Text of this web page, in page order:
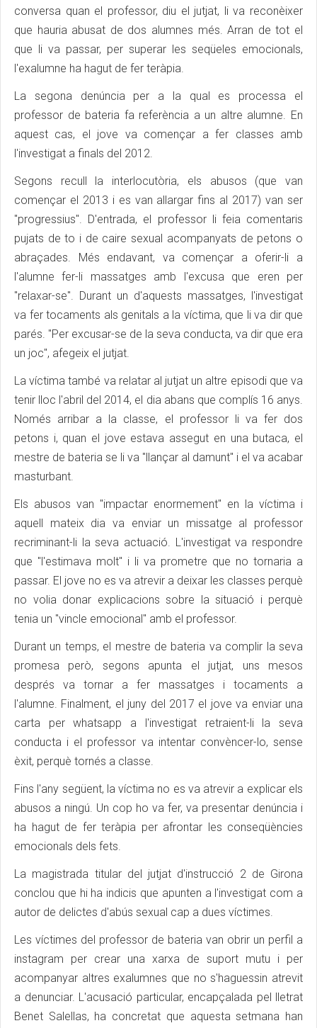
conversa quan el professor, diu el jutjat, li va reconèixer
que hauria abusat de dos alumnes més. Arran de tot el
que li va passar, per superar les seqüeles emocionals,
l'exalumne ha hagut de fer teràpia.
La segona denúncia per a la qual es processa el
professor de bateria fa referència a un altre alumne. En
aquest cas, el jove va començar a fer classes amb
l'investigat a finals del 2012.
Segons recull la interlocutòria, els abusos (que van
començar el 2013 i es van allargar fins al 2017) van ser
"progressius". D'entrada, el professor li feia comentaris
pujats de to i de caire sexual acompanyats de petons o
abraçades. Més endavant, va començar a oferir-li a
l'alumne fer-li massatges amb l'excusa que eren per
"relaxar-se". Durant un d'aquests massatges, l'investigat
va fer tocaments als genitals a la víctima, que li va dir que
parés. "Per excusar-se de la seva conducta, va dir que era
un joc", afegeix el jutjat.
La víctima també va relatar al jutjat un altre episodi que va
tenir lloc l'abril del 2014, el dia abans que complís 16 anys.
Només arribar a la classe, el professor li va fer dos
petons i, quan el jove estava assegut en una butaca, el
mestre de bateria se li va "llançar al damunt" i el va acabar
masturbant.
Els abusos van "impactar enormement" en la víctima i
aquell mateix dia va enviar un missatge al professor
recriminant-li la seva actuació. L'investigat va respondre
que "l'estimava molt" i li va prometre que no tornaria a
passar. El jove no es va atrevir a deixar les classes perquè
no volia donar explicacions sobre la situació i perquè
tenia un "vincle emocional" amb el professor.
Durant un temps, el mestre de bateria va complir la seva
promesa però, segons apunta el jutjat, uns mesos
després va tornar a fer massatges i tocaments a
l'alumne. Finalment, el juny del 2017 el jove va enviar una
carta per whatsapp a l'investigat retraient-li la seva
conducta i el professor va intentar convèncer-lo, sense
èxit, perquè tornés a classe.
Fins l'any següent, la víctima no es va atrevir a explicar els
abusos a ningú. Un cop ho va fer, va presentar denúncia i
ha hagut de fer teràpia per afrontar les conseqüències
emocionals dels fets.
La magistrada titular del jutjat d'instrucció 2 de Girona
conclou que hi ha indicis que apunten a l'investigat com a
autor de delictes d'abús sexual cap a dues víctimes.
Les víctimes del professor de bateria van obrir un perfil a
instagram per crear una xarxa de suport mutu i per
acompanyar altres exalumnes que no s'haguessin atrevit
a denunciar. L'acusació particular, encapçalada pel lletrat
Benet Salellas, ha concretat que aquesta setmana han